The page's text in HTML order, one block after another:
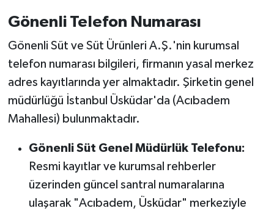
Gönenli Telefon Numarası
Gönenli Süt ve Süt Ürünleri A.Ş.'nin kurumsal
telefon numarası bilgileri, firmanın yasal merkez
adres kayıtlarında yer almaktadır. Şirketin genel
müdürlüğü İstanbul Üsküdar'da (Acıbadem
Mahallesi) bulunmaktadır.
Gönenli Süt Genel Müdürlük Telefonu:
Resmi kayıtlar ve kurumsal rehberler
üzerinden güncel santral numaralarına
ulaşarak "Acıbadem, Üsküdar" merkeziyle